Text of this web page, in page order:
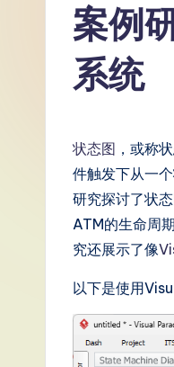
m
案例
系统
状态图 ，或称
件触发下从一
研究探讨了状
ATM的生命周
究还展示了像
以下是使用